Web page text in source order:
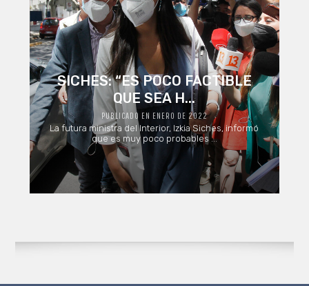
SICHES: “ES POCO FACTIBLE
QUE SEA H...
PUBLICADO EN ENERO DE 2022
La futura ministra del Interior, Izkia Siches, informó
que es muy poco probables ...